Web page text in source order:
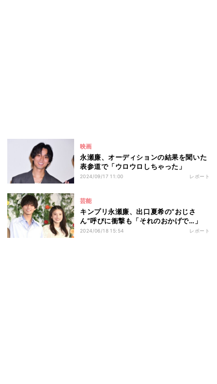
映画
永瀬廉、オーディションの結果を聞いた
表参道で「ウロウロしちゃった」
2024/09/17 11:00 レポート
芸能
キンプリ永瀬廉、出口夏希の“おじさ
ん”呼びに衝撃も「それのおかげで…」
2024/06/18 15:54 レポート